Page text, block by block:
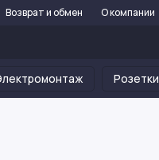
Возврат и обмен О компании
Розетки